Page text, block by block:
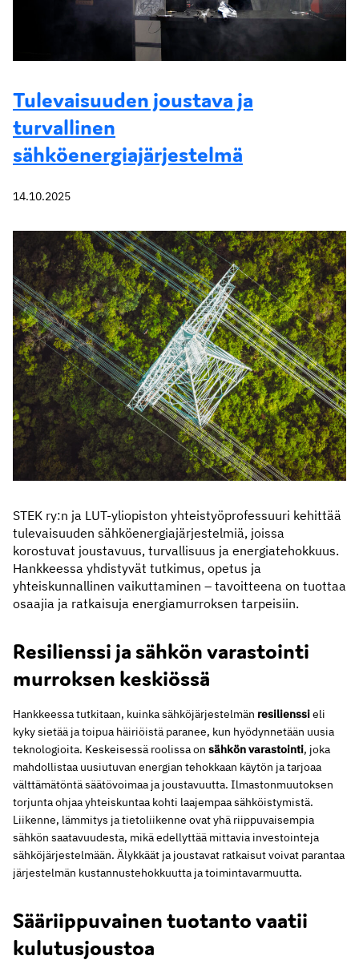
Tulevaisuuden joustava ja
turvallinen
sähköenergiajärjestelmä
14.10.2025
STEK ry:n ja LUT-yliopiston yhteistyöprofessuuri kehittää
tulevaisuuden sähköenergiajärjestelmiä, joissa
korostuvat joustavuus, turvallisuus ja energiatehokkuus.
Hankkeessa yhdistyvät tutkimus, opetus ja
yhteiskunnallinen vaikuttaminen – tavoitteena on tuottaa
osaajia ja ratkaisuja energiamurroksen tarpeisiin.
Resilienssi ja sähkön varastointi
murroksen keskiössä
Hankkeessa tutkitaan, kuinka sähköjärjestelmän resilienssieli
kyky sietää ja toipua häiriöistä paranee, kun hyödynnetään uusia
teknologioita. Keskeisessä roolissa on sähkön varastointi, joka
mahdollistaa uusiutuvan energian tehokkaan käytön ja tarjoaa
välttämätöntä säätövoimaa ja joustavuutta. Ilmastonmuutoksen
torjunta ohjaa yhteiskuntaa kohti laajempaa sähköistymistä.
Liikenne, lämmitys ja tietoliikenne ovat yhä riippuvaisempia
sähkön saatavuudesta, mikä edellyttää mittavia investointeja
sähköjärjestelmään. Älykkäät ja joustavat ratkaisut voivat parantaa
järjestelmän kustannustehokkuutta ja toimintavarmuutta.
Sääriippuvainen tuotanto vaatii
kulutusjoustoa